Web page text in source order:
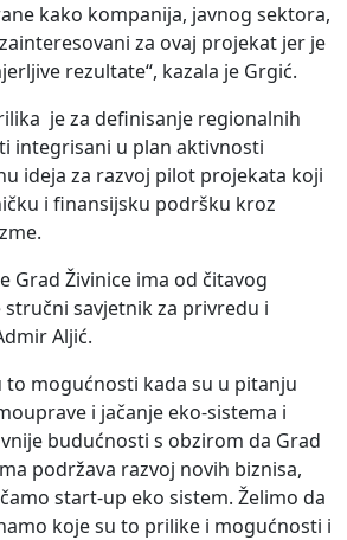
kako kompanija, javnog sektora,
za ovaj projekat jer je
rezultate“, kazala je Grgić.
je za definisanje regionalnih
integrisani u plan aktivnosti
ideja za razvoj pilot projekata koji
i finansijsku podršku kroz
Grad Živinice ima od čitavog
savjetnik za privredu i
Aljić.
to mogućnosti kada su u pitanju
i jačanje eko-sistema i
budućnosti s obzirom da Grad
podržava razvoj novih biznisa,
start-up eko sistem. Želimo da
koje su to prilike i mogućnosti i